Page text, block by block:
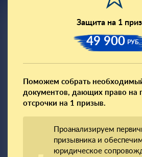
Защита на 1
49 900 РУБ.
Поможем собрать
документов, дающих право на
отсрочки на 1 призыв.
Проанализируем
призывника и
юридическое